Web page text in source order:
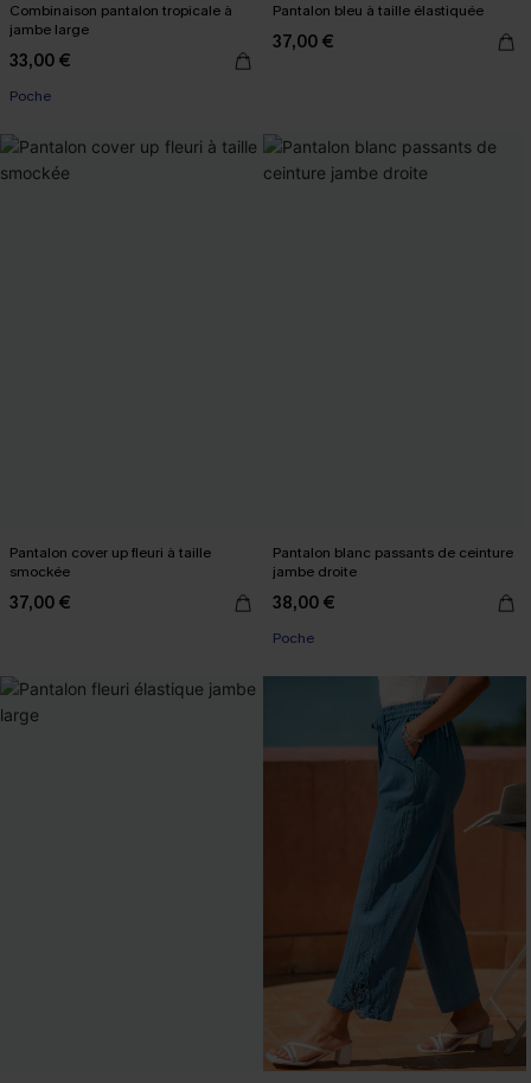
Combinaison pantalon tropicale à
jambe large
33,00 €
Poche
Pantalon bleu à taille élastiquée
37,00 €
Pantalon cover up fleuri à taille
smockée
37,00 €
Pantalon blanc passants de ceinture
jambe droite
38,00 €
Poche